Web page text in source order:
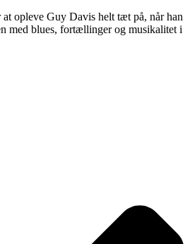
opleve Guy Davis helt tæt på, når han
med blues, fortællinger og musikalitet i